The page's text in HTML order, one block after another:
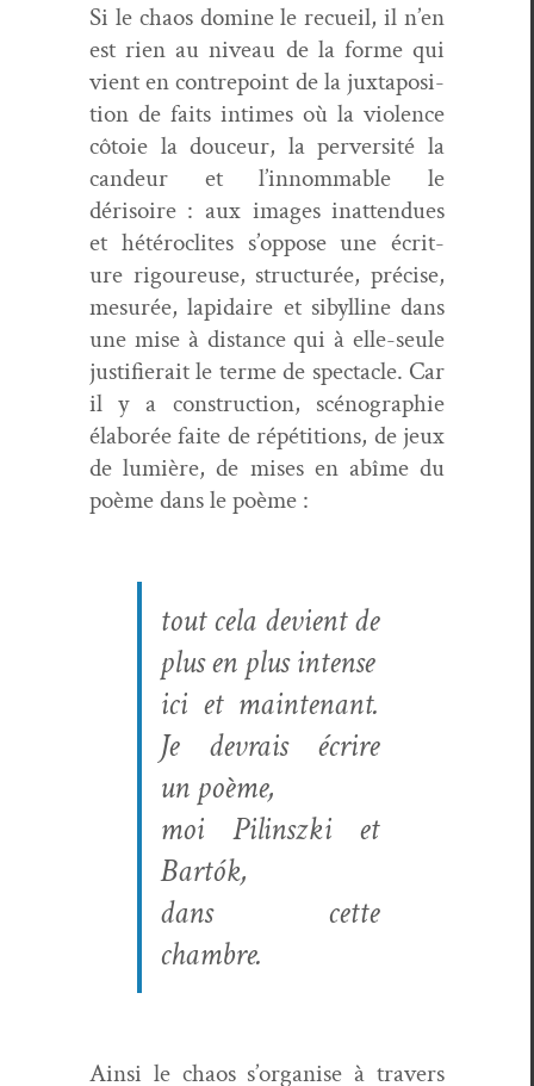
Si le chaos domine le recueil, il n’en
est rien au niveau de la forme qui
vient en con­tre­point de la jux­ta­po­si­
tion de faits intimes où la vio­lence
côtoie la douceur, la per­ver­sité la
can­deur et l’innommable le
dérisoire : aux images inat­ten­dues
et hétéro­clites s’oppose une écri­t­
ure rigoureuse, struc­turée, pré­cise,
mesurée, lap­idaire et sibylline dans
une mise à dis­tance qui à elle-seule
jus­ti­fierait le terme de spec­ta­cle. Car
il y a con­struc­tion, scéno­gra­phie
élaborée faite de répéti­tions, de jeux
de lumière, de mis­es en abîme du
poème dans le poème :
tout cela devient de
plus en plus intense
ici et main­tenant.
Je devrais écrire
un poème,
moi Pilin­sz­ki et
Bartók,
dans cette
chambre.
Ain­si le chaos s’organise à tra­vers